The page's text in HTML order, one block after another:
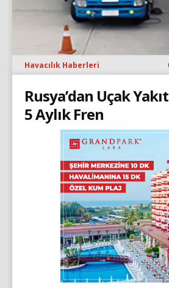
Havacılık Haberleri
Rusya’dan Uçak
5 Aylık Fren